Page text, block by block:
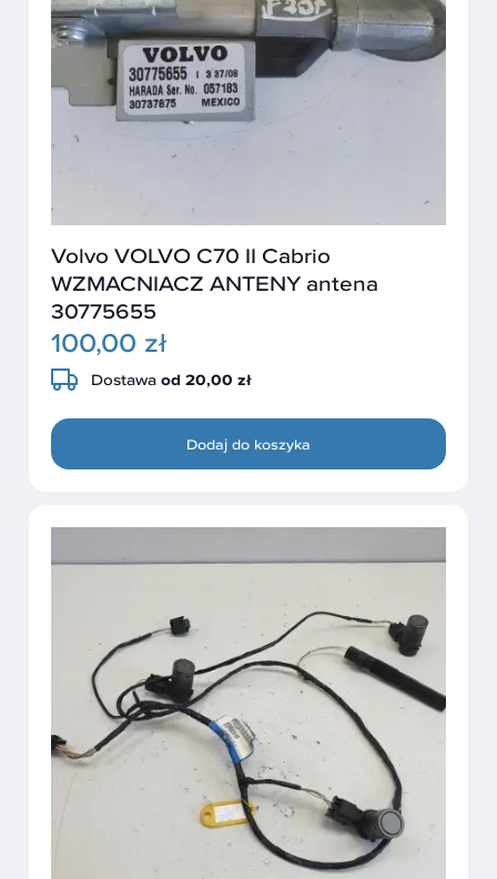
Volvo VOLVO C70 II Cabrio
WZMACNIACZ ANTENY antena
30775655
100,00 zł
Dostawa od 20,00 zł
Dodaj do koszyka